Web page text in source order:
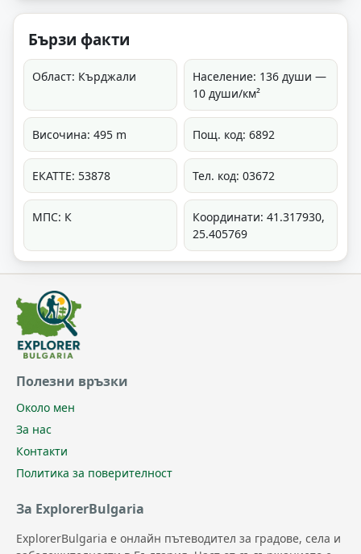
Бързи факти
Област: Кърджали
Население: 136 души —
10 души/км²
Височина: 495 m Пощ. код: 6892
ЕКАТТЕ: 53878 Тел. код: 03672
МПС: К
Координати: 41.317930,
25.405769
Полезни връзки
Около мен
За нас
Контакти
Политика за поверителност
За ExplorerBulgaria
ExplorerBulgaria е онлайн пътеводител за градове, села и